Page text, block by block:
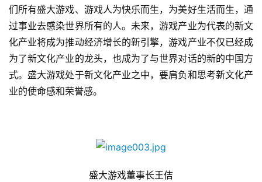
们所有盛大游戏、游戏人为快乐而生，为美好生活而生，通
过事业去感染世界所有的人。未来，游戏产业为代表的新文
化产业将成为推动经济增长的新引擎，游戏产业不仅已经成
为了新文化产业的龙头，也成为了与世界对话的新的中国方
式。盛大游戏处于新文化产业之中，要肩负和思考新文化产
业的使命感和荣誉感。
盛大游戏董事长王佶